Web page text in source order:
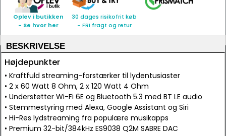
Oplev i butikken
- Se hvor her
30 dages risikofrit køb
- FRI fragt og retur
BESKRIVELSE
Højdepunkter
• Kraftfuld streaming-forstærker til lydentusiaster
• 2 x 60 Watt 8 Ohm, 2 x 120 Watt 4 Ohm
• Understøtter Wi-Fi 6E og Bluetooth 5.3 med BT LE audio
• Stemmestyring med Alexa, Google Assistant og Siri
• Hi-Res lydstreaming fra populære musikapps
• Premium 32-bit/384kHz ES9038 Q2M SABRE DAC